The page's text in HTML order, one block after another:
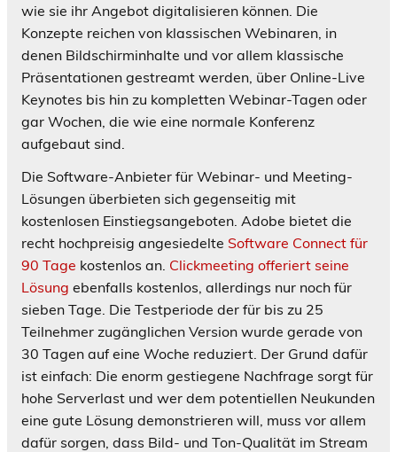
wie sie ihr Angebot digitalisieren können. Die
Konzepte reichen von klassischen Webinaren, in
denen Bildschirminhalte und vor allem klassische
Präsentationen gestreamt werden, über Online-Live
Keynotes bis hin zu kompletten Webinar-Tagen oder
gar Wochen, die wie eine normale Konferenz
aufgebaut sind.
Die Software-Anbieter für Webinar- und Meeting-
Lösungen überbieten sich gegenseitig mit
kostenlosen Einstiegsangeboten. Adobe bietet die
recht hochpreisig angesiedelte Software Connect für
90 Tage kostenlos an. Clickmeeting offeriert seine
Lösung ebenfalls kostenlos, allerdings nur noch für
sieben Tage. Die Testperiode der für bis zu 25
Teilnehmer zugänglichen Version wurde gerade von
30 Tagen auf eine Woche reduziert. Der Grund dafür
ist einfach: Die enorm gestiegene Nachfrage sorgt für
hohe Serverlast und wer dem potentiellen Neukunden
eine gute Lösung demonstrieren will, muss vor allem
dafür sorgen, dass Bild- und Ton-Qualität im Stream